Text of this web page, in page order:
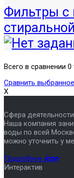
Фильтры с
Всего в сравнении 0
Сравнить выбранное
X
Сфера деятельности
Наша компания
воды по всей
можно уточнить у
Подробнее icon
Интерактив